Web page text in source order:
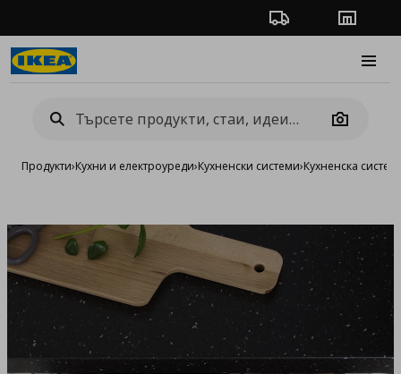
Проследяване на
Camera
Продукти›Кухни и електроуреди›Кухненски системи›Кухненска